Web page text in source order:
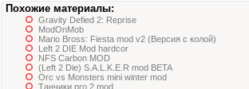
Похожие материалы:
Gravity Defied 2: Reprise
ModOnMob
Mario Bross: Fiesta mod v2 (Версия с колой)
Left 2 DIE Mod hardcor
NFS Carbon MOD
(Left 2 Die) S.A.L.K.E.R mod BETA
Orc vs Monsters mini winter mod
Танчики pro 2 mod